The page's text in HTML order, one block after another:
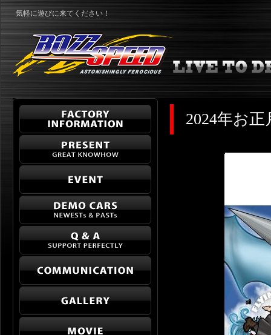
気軽に遊びに来てください！
2024年お正